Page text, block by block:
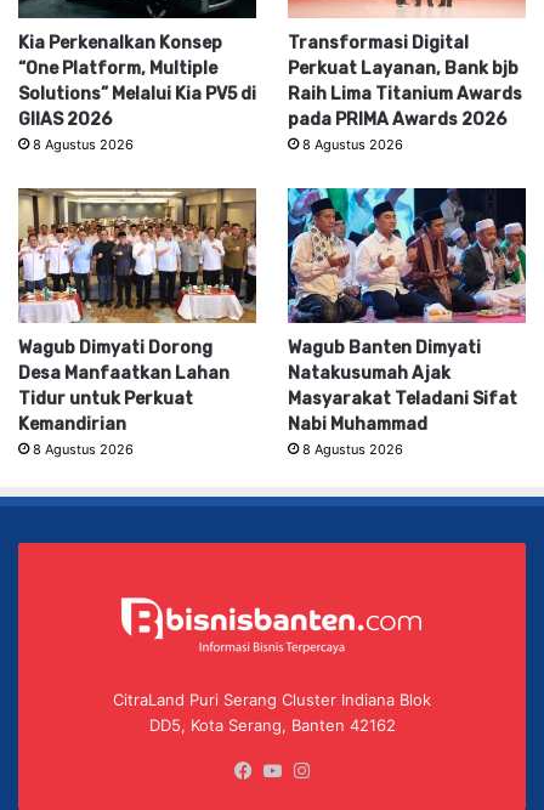
Kia Perkenalkan Konsep
“One Platform, Multiple
Solutions” Melalui Kia PV5 di
GIIAS 2026
8 Agustus 2026
Transformasi Digital
Perkuat Layanan, Bank bjb
Raih Lima Titanium Awards
pada PRIMA Awards 2026
8 Agustus 2026
Wagub Dimyati Dorong
Desa Manfaatkan Lahan
Tidur untuk Perkuat
Kemandirian
8 Agustus 2026
Wagub Banten Dimyati
Natakusumah Ajak
Masyarakat Teladani Sifat
Nabi Muhammad
8 Agustus 2026
CitraLand Puri Serang Cluster Indiana Blok
DD5, Kota Serang, Banten 42162
Facebook
YouTube